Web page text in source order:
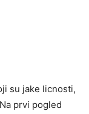
su jake licnosti,
prvi pogled